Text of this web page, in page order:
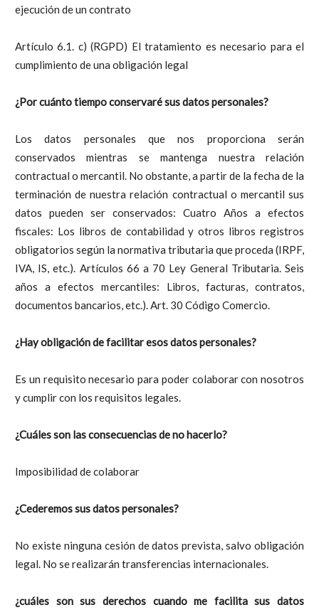
ejecución de un contrato
Artículo 6.1. c) (RGPD) El tratamiento es necesario para el
cumplimiento de una obligación legal
¿Por cuánto tiempo conservaré sus datos personales?
Los datos personales que nos proporciona serán
conservados mientras se mantenga nuestra relación
contractual o mercantil. No obstante, a partir de la fecha de la
terminación de nuestra relación contractual o mercantil sus
datos pueden ser conservados: Cuatro Años a efectos
fiscales: Los libros de contabilidad y otros libros registros
obligatorios según la normativa tributaria que proceda (IRPF,
IVA, IS, etc.). Artículos 66 a 70 Ley General Tributaria. Seis
años a efectos mercantiles: Libros, facturas, contratos,
documentos bancarios, etc.). Art. 30 Código Comercio.
¿Hay obligación de facilitar esos datos personales?
Es un requisito necesario para poder colaborar con nosotros
y cumplir con los requisitos legales.
¿Cuáles son las consecuencias de no hacerlo?
Imposibilidad de colaborar
¿Cederemos sus datos personales?
No existe ninguna cesión de datos prevista, salvo obligación
legal. No se realizarán transferencias internacionales.
¿cuáles son sus derechos cuando me facilita sus datos